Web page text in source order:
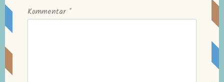
Kommentar *